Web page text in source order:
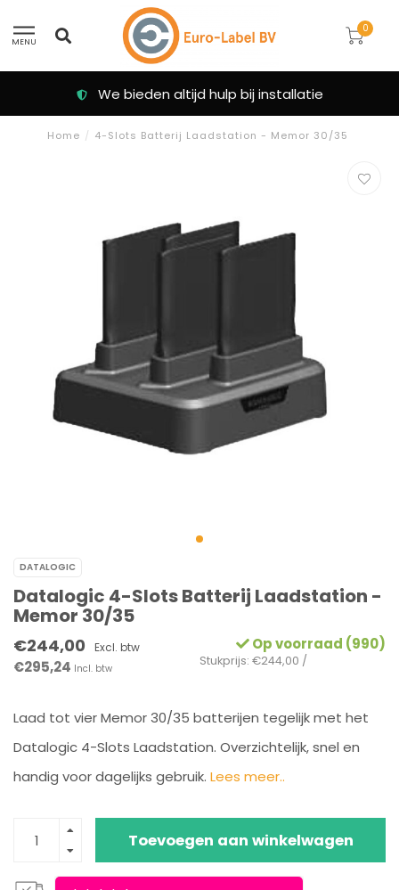
MENU
0
We bieden altijd hulp bij installatie
Home / 4-Slots Batterij Laadstation - Memor 30/35
DATALOGIC
Datalogic 4-Slots Batterij Laadstation -
Memor 30/35
€244,00 Excl. btw
€295,24 Incl. btw
Op voorraad (990)
Stukprijs: €244,00 /
Laad tot vier Memor 30/35 batterijen tegelijk met het
Datalogic 4-Slots Laadstation. Overzichtelijk, snel en
handig voor dagelijks gebruik. Lees meer..
Toevoegen aan winkelwagen